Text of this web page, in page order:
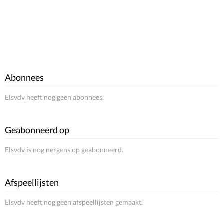
Abonnees
Elsvdv heeft nog geen abonnees.
Geabonneerd op
Elsvdv is nog nergens op geabonneerd.
Afspeellijsten
Elsvdv heeft nog geen afspeellijsten gemaakt.